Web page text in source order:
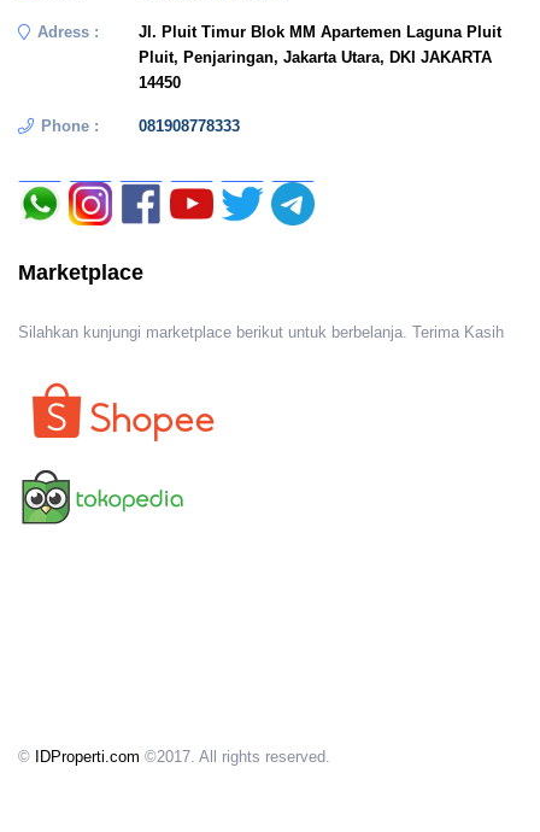
Adress :
Jl. Pluit Timur Blok MM Apartemen Laguna Pluit
Pluit, Penjaringan, Jakarta Utara, DKI JAKARTA
14450
Phone : 081908778333
Marketplace
Silahkan kunjungi marketplace berikut untuk berbelanja. Terima Kasih
© IDProperti.com ©2017. All rights reserved.